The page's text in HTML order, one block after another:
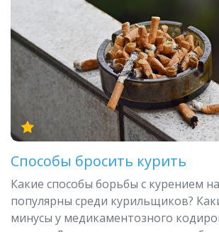
Способы бросить курить
Какие способы борьбы с курением
популярны среди курильщиков?
минусы у медикаментозного